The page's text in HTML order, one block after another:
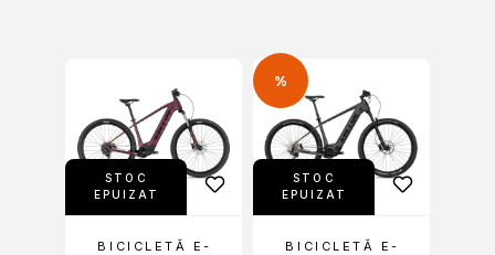
STOC
EPUIZAT
BICICLETĂ E-
%
STOC
EPUIZAT
BICICLETĂ E-